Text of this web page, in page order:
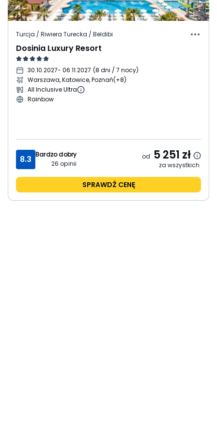
Turcja / Riwiera Turecka / Beldibi
Dosinia Luxury Resort
30.10.2027- 06.11.2027 (8 dni / 7 nocy)
Warszawa, Katowice, Poznań(+8)
All Inclusive Ultra
Rainbow
8.3 Bardzo dobry
26 opinii
od 5 251 zł
za wszystkich
SPRAWDŹ CENĘ